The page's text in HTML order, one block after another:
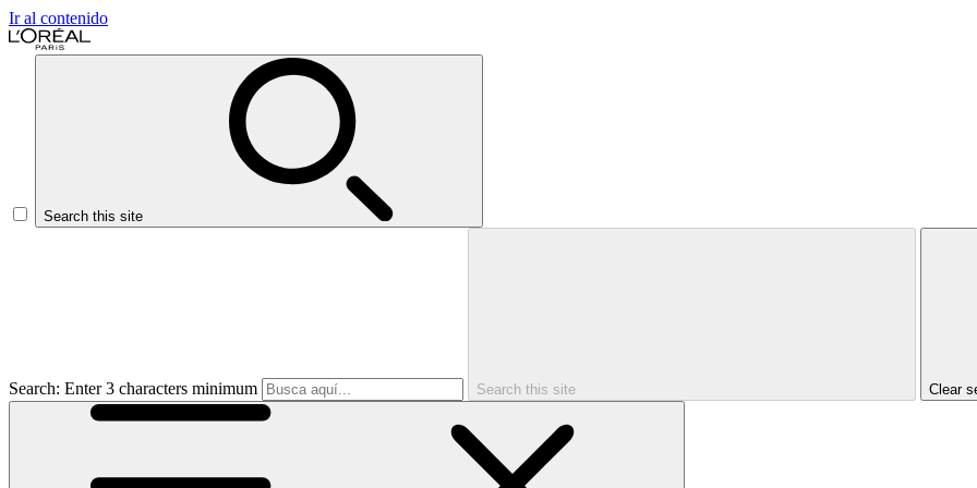
Ir al contenido
Search this site
Search: Enter 3 characters minimum Search this site Clear